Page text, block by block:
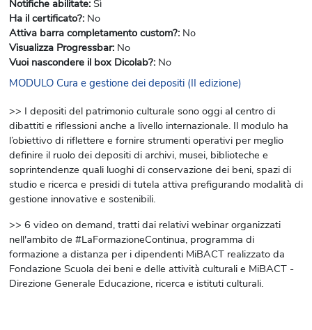
Notifiche abilitate: Sì
Ha il certificato?: No
Attiva barra completamento custom?: No
Visualizza Progressbar: No
Vuoi nascondere il box Dicolab?: No
MODULO Cura e gestione dei depositi (II edizione)
>> I depositi del patrimonio culturale sono oggi al centro di
dibattiti e riflessioni anche a livello internazionale. Il modulo ha
l’obiettivo di riflettere e fornire strumenti operativi per meglio
definire il ruolo dei depositi di archivi, musei, biblioteche e
soprintendenze quali luoghi di conservazione dei beni, spazi di
studio e ricerca e presidi di tutela attiva prefigurando modalità di
gestione innovative e sostenibili.
>> 6 video on demand, tratti dai relativi webinar organizzati
nell'ambito de #LaFormazioneContinua, programma di
formazione a distanza per i dipendenti MiBACT realizzato da
Fondazione Scuola dei beni e delle attività culturali e MiBACT -
Direzione Generale Educazione, ricerca e istituti culturali.